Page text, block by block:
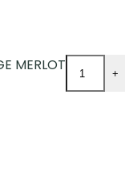
MERLOT +